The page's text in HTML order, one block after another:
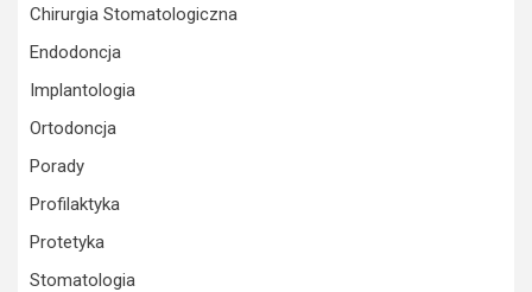
Chirurgia Stomatologiczna
Endodoncja
Implantologia
Ortodoncja
Porady
Profilaktyka
Protetyka
Stomatologia